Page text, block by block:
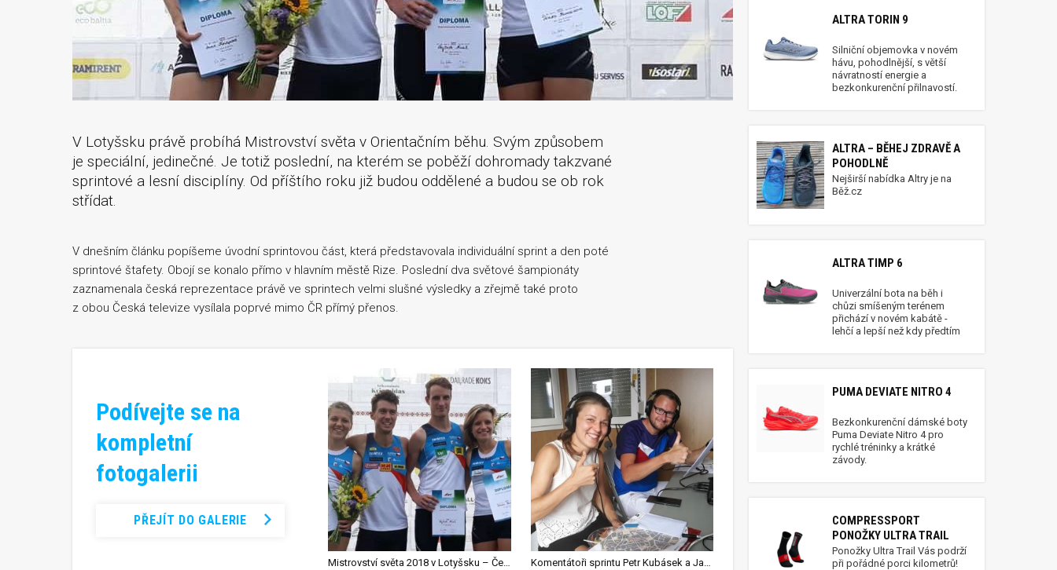
V Lotyšsku právě probíhá Mistrovství světa v Orientačním běhu. Svým způsobem
je speciální, jedinečné. Je totiž poslední, na kterém se poběží dohromady takzvané
sprintové a lesní disciplíny. Od příštího roku již budou oddělené a budou se ob rok
střídat.
V dnešním článku popíšeme úvodní sprintovou část, která představovala individuální sprint a den poté
sprintové štafety. Obojí se konalo přímo v hlavním městě Rize. Poslední dva světové šampionáty
zaznamenala česká reprezentace právě ve sprintech velmi slušné výsledky a zřejmě také proto
z obou Česká televize vysílala poprvé mimo ČR přímý přenos.
Podívejte se na
kompletní
fotogalerii
PŘEJÍT DO GALERIE
ALTRA TORIN 9
Silniční objemovka v novém
hávu, pohodlnější, s větší
návratností energie a
bezkonkurenční přilnavostí.
ALTRA – BĚHEJ ZDRAVĚ A
POHODLNĚ
Nejširší nabídka Altry je na
Běž.cz
ALTRA TIMP 6
Univerzální bota na běh i
chůzi smíšeným terénem
přichází v novém kabátě -
lehčí a lepší než kdy předtím
PUMA DEVIATE NITRO 4
Bezkonkurenční dámské boty
Puma Deviate Nitro 4 pro
rychlé tréninky a krátké
závody.
COMPRESSPORT
PONOŽKY ULTRA TRAIL
Ponožky Ultra Trail Vás podrží
při pořádné porci kilometrů!